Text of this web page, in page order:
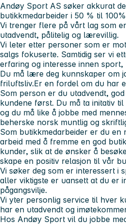
Andøy Sport AS søker akkurat
butikkmedarbeider i 50 % til
Vi trenger flere på vårt lag som
utadvendt, pålitelig og lærevillig.
Vi leter etter personer som er
salgs fokuserte. Samtidig ser vi
erfaring og interesse innen
Du må lære deg kunnskaper om
friluftsliv.Er en fordel om du har
Som person er du utadvendt,
kundene først. Du må ta initativ
og du må like å jobbe med
beherske norsk muntlig og
Som butikkmedarbeider er du en
arbeid med å fremme en god
kunder, slik at de ønsker å
skape en positiv relasjon til vår
Vi søker deg som er interessert i
aller viktigste er uansett at du er
pågangsvilje.
Vi yter personlig service til hver
har en utadvendt og
Hos Andøy Sport vil du jobbe